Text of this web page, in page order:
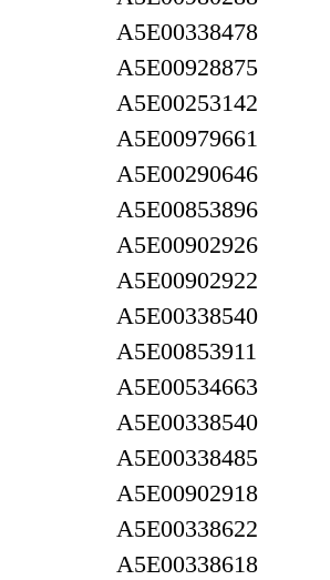
A5E00338478
A5E00928875
A5E00253142
A5E00979661
A5E00290646
A5E00853896
A5E00902926
A5E00902922
A5E00338540
A5E00853911
A5E00534663
A5E00338540
A5E00338485
A5E00902918
A5E00338622
A5E00338618